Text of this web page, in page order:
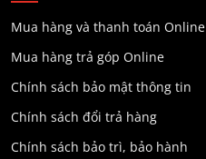
Mua hàng và thanh toán Online
Mua hàng trả góp Online
Chính sách bảo mật thông tin
Chính sách đổi trả hàng
Chính sách bảo trì, bảo hành